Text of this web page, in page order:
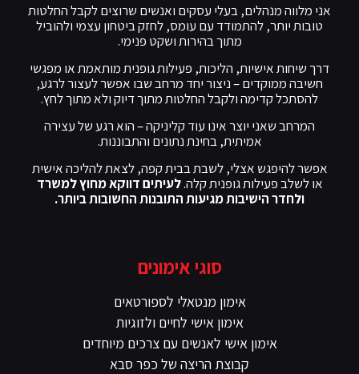
אני מלווה מנהלים, בעלי עסקים ואנשים שרוצים לקבל החלטות
טובות יותר, להתמודד עם עומס, לחזק ביטחון עצמי ולהוביל
מתוך בהירות ושקט פנימי.
דרך שיחות אישיות, הליכות, פעילות גופנית מותאמת או מפגשי
חשיבה ממוקדים – ניצור יחד מרחב שבו אפשר לעצור לרגע,
להסתכל קדימה ולקבל החלטות מתוך דיוק ולא מתוך לחץ.
המרחב שאני יוצר אינו עוד קליניקה – הוא רגע של עצירה
אמיתית, בחינת נתונים והתבוננות.
אפשר להיפגש אצלי, לשבת בבית קפה, לצאת להליכה אישית
או לשלב פעילות גופנית קלה.לעיתים דווקא מחוץ למשרד
ולחדר הישיבות מגיעות התובנות החשובות ביותר.
סוגי אימונים
אימון מנטאלי לספורטאים
אימון אישי לחיים ולזוגיות
אימון אישי לאנשים עם צרכים מיוחדים
קבוצת הריצה של כפר סבא